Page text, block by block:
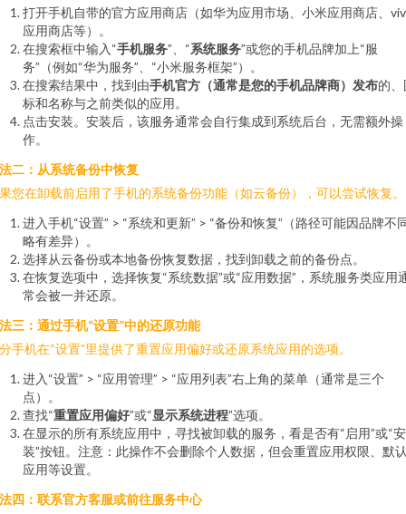
打开手机自带的官方应用商店（如华为应用市场、小米应用商店、
应用商店等）。
在搜索框中输入“手机服务”、“系统服务”或您的手机品牌加上“服
务”（例如“华为服务”、“小米服务框架”）。
在搜索结果中，找到由手机官方（通常是您的手机品牌商）发布的
标和名称与之前类似的应用。
点击安装。安装后，该服务通常会自行集成到系统后台，无需额外操
作。
二：从系统备份中恢复
您在卸载前启用了手机的系统备份功能（如云备份），可以尝试恢复。
进入手机“设置” > “系统和更新” > “备份和恢复”（路径可能因品牌不
略有差异）。
选择从云备份或本地备份恢复数据，找到卸载之前的备份点。
在恢复选项中，选择恢复“系统数据”或“应用数据”，系统服务类应用
常会被一并还原。
三：通过手机“设置”中的还原功能
手机在“设置”里提供了重置应用偏好或还原系统应用的选项。
进入“设置” > “应用管理” > “应用列表”右上角的菜单（通常是三个
点）。
查找“重置应用偏好”或“显示系统进程”选项。
在显示的所有系统应用中，寻找被卸载的服务，看是否有“启用”或“安
装”按钮。注意：此操作不会删除个人数据，但会重置应用权限、默
应用等设置。
四：联系官方客服或前往服务中心